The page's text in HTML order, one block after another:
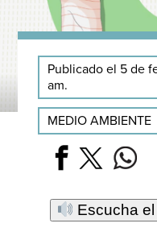
Publicado el 5 de
am.
MEDIO AMBIENTE
Escucha